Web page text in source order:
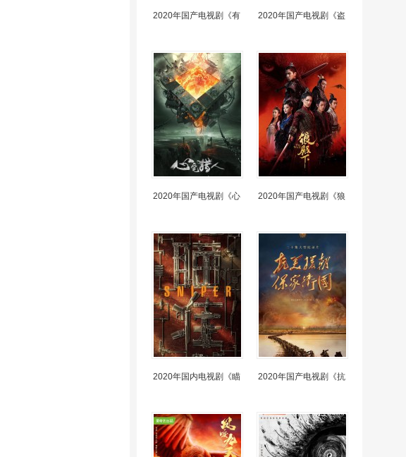
2020年国产电视剧《有 2020年国产电视剧《盗
2020年国产电视剧《心 2020年国产电视剧《狼
2020年国内电视剧《瞄 2020年国产电视剧《抗